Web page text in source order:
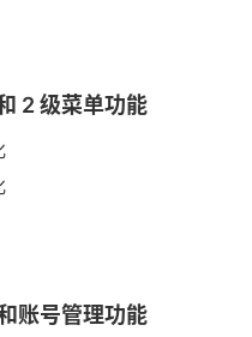
2 级菜单功能
账号管理功能